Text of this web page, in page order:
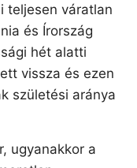
teljesen váratlan
és Írország
hét alatti
vissza és ezen
születési aránya
ugyanakkor a